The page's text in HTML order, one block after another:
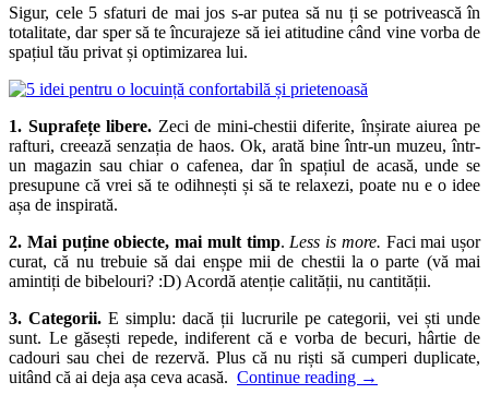
Sigur, cele 5 sfaturi de mai jos s-ar putea să nu ți se potrivească în
totalitate, dar sper să te încurajeze să iei atitudine când vine vorba de
spațiul tău privat și optimizarea lui.
1. Suprafețe libere. Zeci de mini-chestii diferite, înșirate aiurea pe
rafturi, creează senzația de haos. Ok, arată bine într-un muzeu, într-
un magazin sau chiar o cafenea, dar în spațiul de acasă, unde se
presupune că vrei să te odihnești și să te relaxezi, poate nu e o idee
așa de inspirată.
2. Mai puține obiecte, mai mult timp. Less is more. Faci mai ușor
curat, că nu trebuie să dai enșpe mii de chestii la o parte (vă mai
amintiți de bibelouri? :D) Acordă atenție calității, nu cantității.
3. Categorii. E simplu: dacă ții lucrurile pe categorii, vei ști unde
sunt. Le găsești repede, indiferent că e vorba de becuri, hârtie de
cadouri sau chei de rezervă. Plus că nu riști să cumperi duplicate,
uitând că ai deja așa ceva acasă. Continue reading →